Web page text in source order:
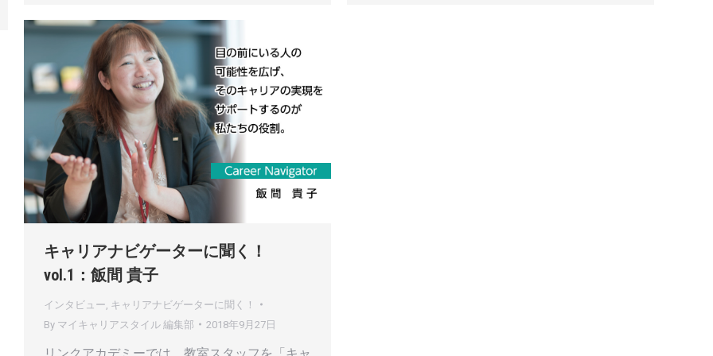
キャリアナビゲーターに聞く！
vol.1：飯間 貴子
インタビュー キャリアナビゲーターに聞く！
By マイキャリアスタイル 編集部 2018年9月27日